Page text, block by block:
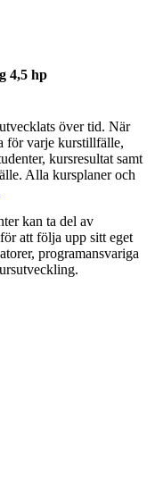
4,5 hp
över tid. När
för varje kurstillfälle,
kursresultat samt
Alla kursplaner och
kan ta del av
att följa upp sitt eget
programansvariga